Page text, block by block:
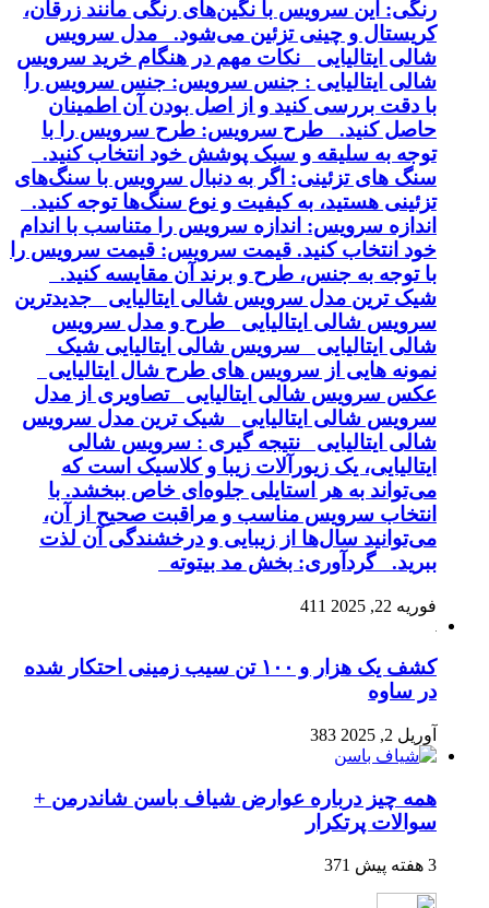
رنگی: این سرویس با نگین‌های رنگی مانند زرقان،
کریستال و چینی تزئین می‌شود. مدل سرویس
شالی ایتالیایی نکات مهم در هنگام خرید سرویس
شالی ایتالیایی : جنس سرویس: جنس سرویس را
با دقت بررسی کنید و از اصل بودن آن اطمینان
حاصل کنید. طرح سرویس: طرح سرویس را با
توجه به سلیقه و سبک پوشش خود انتخاب کنید.
سنگ های تزئینی: اگر به دنبال سرویس با سنگ‌های
تزئینی هستید، به کیفیت و نوع سنگ‌ها توجه کنید.
اندازه سرویس: اندازه سرویس را متناسب با اندام
خود انتخاب کنید. قیمت سرویس: قیمت سرویس را
با توجه به جنس، طرح و برند آن مقایسه کنید.
شیک ترین مدل سرویس شالی ایتالیایی جدیدترین
سرویس شالی ایتالیایی طرح و مدل سرویس
شالی ایتالیایی سرویس شالی ایتالیایی شیک
نمونه هایی از سرویس های طرح شال ایتالیایی
عکس سرویس شالی ایتالیایی تصاویری از مدل
سرویس شالی ایتالیایی شیک ترین مدل سرویس
شالی ایتالیایی نتیجه گیری : سرویس شالی
ایتالیایی، یک زیورآلات زیبا و کلاسیک است که
می‌تواند به هر استایلی جلوه‌ای خاص ببخشد. با
انتخاب سرویس مناسب و مراقبت صحیح از آن،
می‌توانید سال‌ها از زیبایی و درخشندگی آن لذت
ببرید. گردآوری: بخش مد بیتوته
فوریه 22, 2025 411
کشف یک هزار و ۱۰۰ تن سیب زمینی احتکار شده
در ساوه
آوریل 2, 2025 383
همه چیز درباره عوارض شیاف باسن شاندرمن +
سوالات پرتکرار
3 هفته پیش 371